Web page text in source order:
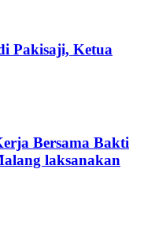
Pakisaji, Ketua
Bersama Bakti
laksanakan